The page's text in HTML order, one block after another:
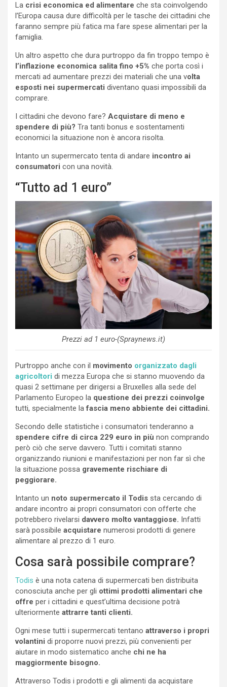
La crisi economica ed alimentare che sta coinvolgendo
l’Europa causa dure difficoltà per le tasche dei cittadini che
faranno sempre più fatica ma fare spese alimentari per la
famiglia.
Un altro aspetto che dura purtroppo da fin troppo tempo è
l’inflazione economica salita fino +5% che porta così i
mercati ad aumentare prezzi dei materiali che una volta
esposti nei supermercati diventano quasi impossibili da
comprare.
I cittadini che devono fare? Acquistare di meno e
spendere di più? Tra tanti bonus e sostentamenti
economici la situazione non è ancora risolta.
Intanto un supermercato tenta di andare incontro ai
consumatori con una novità.
“Tutto ad 1 euro”
Prezzi ad 1 euro-(Spraynews.it)
Purtroppo anche con il movimento organizzato dagli
agricoltori di mezza Europa che si stanno muovendo da
quasi 2 settimane per dirigersi a Bruxelles alla sede del
Parlamento Europeo la questione dei prezzi coinvolge
tutti, specialmente lafascia meno abbiente dei cittadini.
Secondo delle statistiche i consumatori tenderanno a
spendere cifre di circa 229 euro in più non comprando
però ciò che serve davvero. Tutti i comitati stanno
organizzando riunioni e manifestazioni per non far sì che
la situazione possa gravemente rischiare di
peggiorare.
Intanto un noto supermercato il Todis sta cercando di
andare incontro ai propri consumatori con offerte che
potrebbero rivelarsi davvero molto vantaggiose. Infatti
sarà possibile acquistare numerosi prodotti di genere
alimentare al prezzo di 1 euro.
Cosa sarà possibile comprare?
Todis è una nota catena di supermercati ben distribuita
conosciuta anche per gli ottimi prodotti alimentari che
offre per i cittadini e quest’ultima decisione potrà
ulteriormente attrarre tanti clienti.
Ogni mese tutti i supermercati tentano attraverso i propri
volantini di proporre nuovi prezzi, più convenienti per
aiutare in modo sistematico anche chi ne ha
maggiormente bisogno.
Attraverso Todis i prodotti e gli alimenti da acquistare